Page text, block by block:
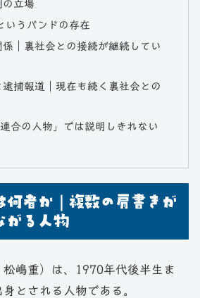
の立場
いうバンドの存在
｜裏社会との接続が継続してい
捕報道｜現在も続く裏社会との
合の人物」では説明しきれない
何者か｜複数の肩書きが
がる人物
嶋重）は、1970年代後半生ま
とされる人物である。